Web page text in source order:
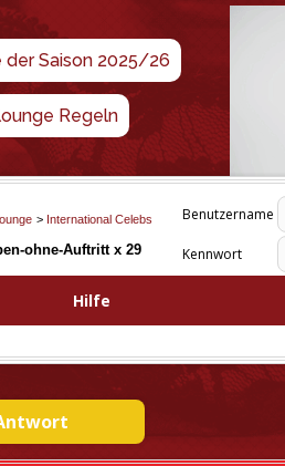
der Saison 2025/26
Regeln
> International Celebs
ohne-Auftritt x 29
Benutzername
Kennwort
Hilfe